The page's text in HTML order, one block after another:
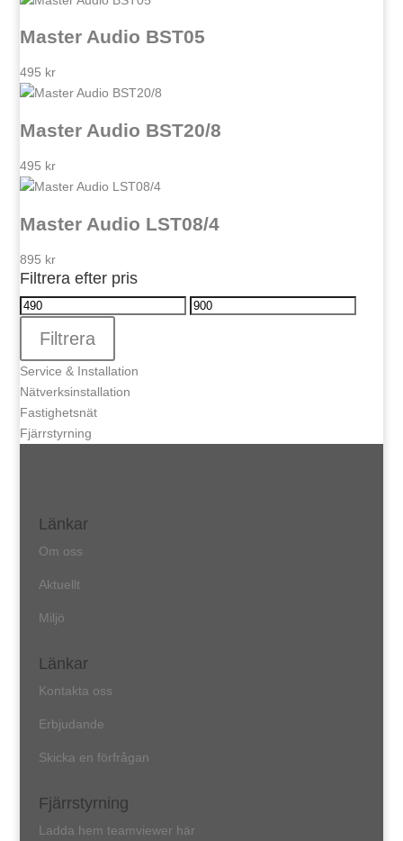
Master Audio BST05
495 kr
Master Audio BST20/8
495 kr
Master Audio LST08/4
895 kr
Filtrera efter pris
Min
Max
Filtrera
Service & Installation
Nätverksinstallation
Fastighetsnät
Fjärrstyrning
Länkar
Om oss
Aktuellt
Miljö
Länkar
Kontakta oss
Erbjudande
Skicka en förfrågan
Fjärrstyrning
Ladda hem teamviewer här